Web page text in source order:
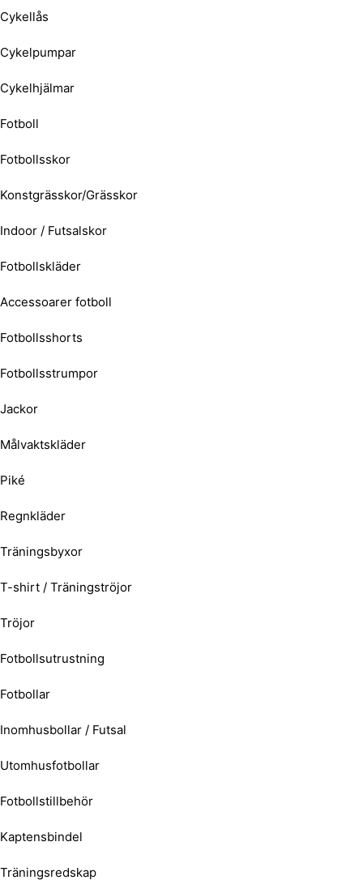
Cykellås
Cykelpumpar
Cykelhjälmar
Fotboll
Fotbollsskor
Konstgrässkor/Grässkor
Indoor / Futsalskor
Fotbollskläder
Accessoarer fotboll
Fotbollsshorts
Fotbollsstrumpor
Jackor
Målvaktskläder
Piké
Regnkläder
Träningsbyxor
T-shirt / Träningströjor
Tröjor
Fotbollsutrustning
Fotbollar
Inomhusbollar / Futsal
Utomhusfotbollar
Fotbollstillbehör
Kaptensbindel
Träningsredskap